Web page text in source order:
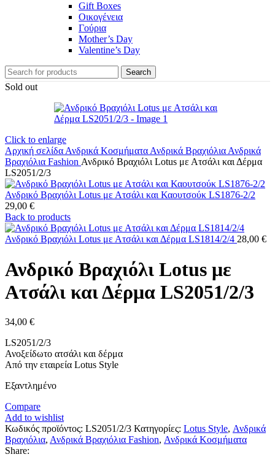
Gift Boxes
Οικογένεια
Γούρια
Mother’s Day
Valentine’s Day
Search
Sold out
Click to enlarge
Αρχική σελίδα Ανδρικά Κοσμήματα Ανδρικά Βραχιόλια Ανδρικά
Βραχιόλια Fashion Ανδρικό Βραχιόλι Lotus με Ατσάλι και Δέρμα
LS2051/2/3
Ανδρικό Βραχιόλι Lotus με Ατσάλι και Καουτσούκ LS1876-2/2
29,00 €
Back to products
Ανδρικό Βραχιόλι Lotus με Ατσάλι και Δέρμα LS1814/2/4 28,00 €
Ανδρικό Βραχιόλι Lotus με
Ατσάλι και Δέρμα LS2051/2/3
34,00 €
LS2051/2/3
Ανοξείδωτο ατσάλι και δέρμα
Από την εταιρεία Lotus Style
Εξαντλημένο
Compare
Add to wishlist
Κωδικός προϊόντος: LS2051/2/3 Κατηγορίες: Lotus Style, Ανδρικά
Βραχιόλια, Ανδρικά Βραχιόλια Fashion, Ανδρικά Κοσμήματα
Share: